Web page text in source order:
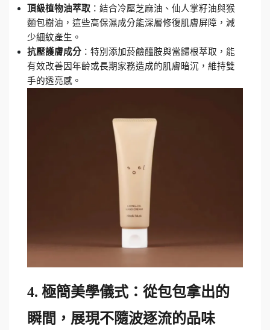
頂級植物油萃取 ：結合冷壓芝麻油、仙人掌籽油與猴
麵包樹油，這些高保濕成分能深層修復肌膚屏障，減
少細紋產生。
抗壓護膚成分 ：特別添加菸鹼醯胺與當歸根萃取，能
有效改善因年齡或長期家務造成的肌膚暗沉，維持雙
手的透亮感。
4. 極簡美學儀式：從包包拿出的
瞬間，展現不隨波逐流的品味